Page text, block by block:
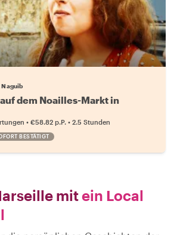
dem Noailles-Markt in
• €58.82 p.P. • 2.5 Stunden
BESTÄTIGT
mitein Local